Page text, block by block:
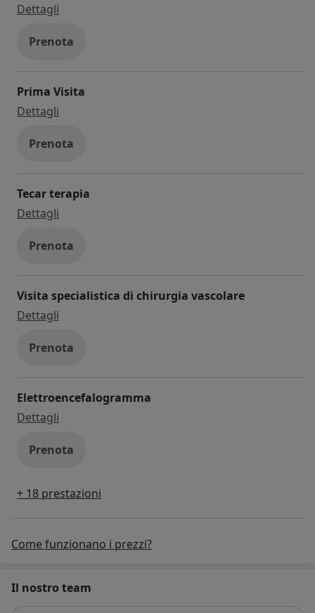
Dettagli
Prenota
Prima Visita
Dettagli
Prenota
Tecar terapia
Dettagli
Prenota
Visita specialistica di chirurgia vascolare
Dettagli
Prenota
Elettroencefalogramma
Dettagli
Prenota
+ 18 prestazioni
Come funzionano i prezzi?
Il nostro team